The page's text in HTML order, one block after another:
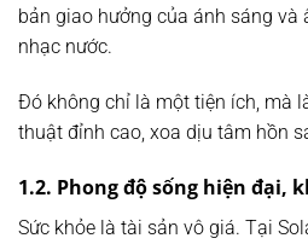
bản giao hưởng của ánh sáng và
nhạc nước.
Đó không chỉ là một tiện ích, mà
thuật đỉnh cao, xoa dịu tâm hồn
1.2. Phong độ sống hiện đại,
Sức khỏe là tài sản vô giá. Tại